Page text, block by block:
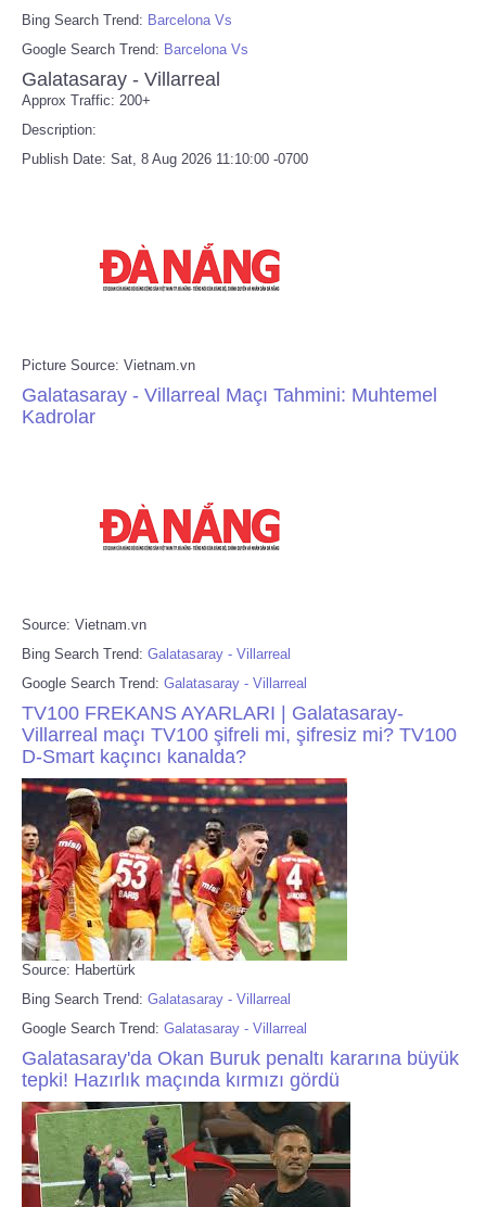
Bing Search Trend: Barcelona Vs
Google Search Trend: Barcelona Vs
Galatasaray - Villarreal
Approx Traffic: 200+
Description:
Publish Date: Sat, 8 Aug 2026 11:10:00 -0700
Picture Source: Vietnam.vn
Galatasaray - Villarreal Maçı Tahmini: Muhtemel
Kadrolar
Source: Vietnam.vn
Bing Search Trend: Galatasaray - Villarreal
Google Search Trend: Galatasaray - Villarreal
TV100 FREKANS AYARLARI | Galatasaray-
Villarreal maçı TV100 şifreli mi, şifresiz mi? TV100
D-Smart kaçıncı kanalda?
Source: Habertürk
Bing Search Trend: Galatasaray - Villarreal
Google Search Trend: Galatasaray - Villarreal
Galatasaray'da Okan Buruk penaltı kararına büyük
tepki! Hazırlık maçında kırmızı gördü